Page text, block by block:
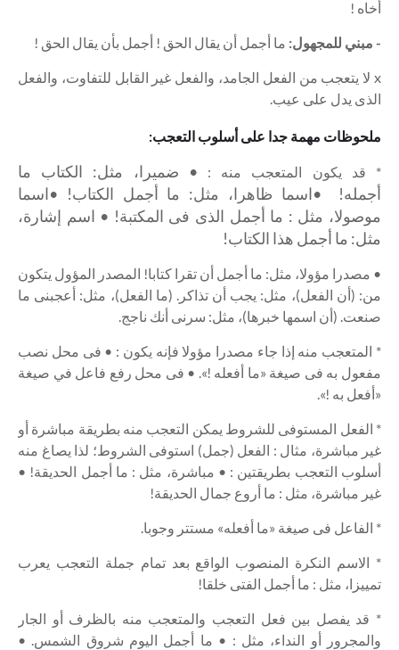
أخاه !
- مبني للمجهول: ما أجمل أن يقال الحق ! أجمل بأن يقال الحق !
x لا يتعجب من الفعل الجامد، والفعل غير القابل للتفاوت، والفعل
الذى يدل على عيب.
ملحوظات مهمة جدا على أسلوب التعجب:
* قد يكون المتعجب منه : • ضميرا، مثل: الكتاب ما
أجمله! •اسما ظاهرا، مثل: ما أجمل الكتاب! •اسما
موصولا، مثل : ما أجمل الذى فى المكتبة! • اسم إشارة،
مثل: ما أجمل هذا الكتاب!
• مصدرا مؤولا، مثل: ما أجمل أن تقرا كتابا! المصدر المؤول يتكون
من: (أن الفعل)، مثل: يجب أن تذاكر. (ما الفعل)، مثل: أعجبنى ما
صنعت. (أن اسمها خبرها)، مثل: سرنى أنك ناجج.
* المتعجب منه إذا جاء مصدرا مؤولا فإنه يكون : • فى محل نصب
مفعول به فى صيغة «ما أفعله !». • فى محل رفع فاعل في صيغة
«أفعل به !».
* الفعل المستوفى للشروط يمكن التعجب منه بطريقة مباشرة أو
غير مباشرة، مثال : الفعل (جمل) استوفى الشروط؛ لذا يصاغ منه
أسلوب التعجب بطريقتين : • مباشرة، مثل : ما أجمل الحديقة! •
غير مباشرة، مثل : ما أروع جمال الحديقة!
* الفاعل فى صيغة «ما أفعله» مستتر وجوبا.
* الاسم النكرة المنصوب الواقع بعد تمام جملة التعجب يعرب
تمييزا، مثل : ما أجمل الفتى خلقا!
* قد يفصل بين فعل التعجب والمتعجب منه بالظرف أو الجار
والمجرور أو النداء، مثل : • ما أجمل اليوم شروق الشمس. •